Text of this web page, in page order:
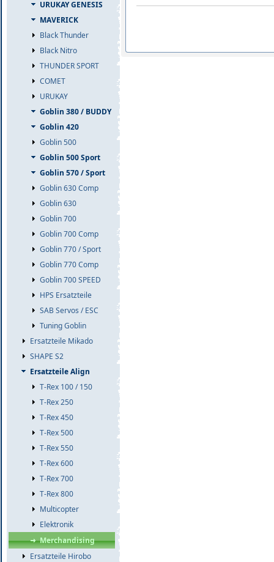
URUKAY GENESIS
MAVERICK
Black Thunder
Black Nitro
THUNDER SPORT
COMET
URUKAY
Goblin 380 / BUDDY
Goblin 420
Goblin 500
Goblin 500 Sport
Goblin 570 / Sport
Goblin 630 Comp
Goblin 630
Goblin 700
Goblin 700 Comp
Goblin 770 / Sport
Goblin 770 Comp
Goblin 700 SPEED
HPS Ersatzteile
SAB Servos / ESC
Tuning Goblin
Ersatzteile Mikado
SHAPE S2
Ersatzteile Align
T-Rex 100 / 150
T-Rex 250
T-Rex 450
T-Rex 500
T-Rex 550
T-Rex 600
T-Rex 700
T-Rex 800
Multicopter
Elektronik
Merchandising
Ersatzteile Hirobo